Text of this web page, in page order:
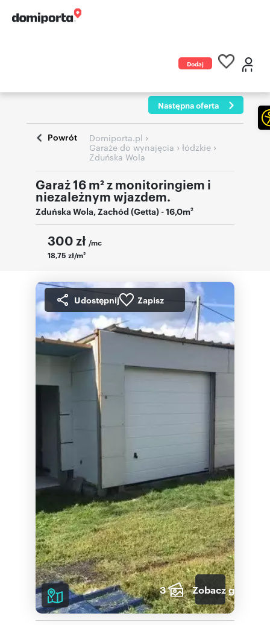
Dodaj
Następna oferta
Powrót Domiporta.pl ›
Garaże do wynajęcia › łódzkie ›
Zduńska Wola
Garaż 16 m² z monitoringiem i
niezależnym wjazdem.
Zduńska Wola,Zachód (Getta)- 16,0m2
300 zł /mc
18,75 zł/m2
Udostępnij Zapisz
3 Zobacz galerię